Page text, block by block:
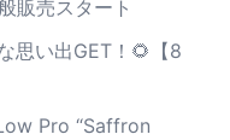
販売スタート
思い出GET！🌻【8
Pro “Saffron